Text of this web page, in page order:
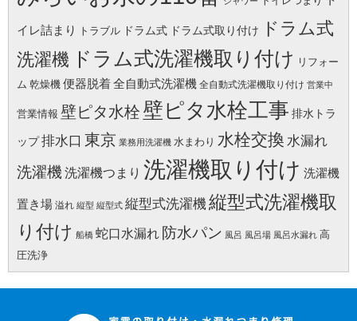
イレ詰まり トラブル ドラム式 ドラム式取り付け
ドラム式
洗濯機 ドラム式洗濯機取り付け リフォー
ム 乾燥機 便器脱着全自動式洗濯機 全自動式洗濯機取り付け 営業中
営業情報 壁ピタ水栓 壁ピタ水栓工事 排水トラ
ップ排水口 東京 業務用洗濯機 水まわり 水栓交換 水漏れ
洗濯機 洗濯機つまり 洗濯機取り付け 洗濯機
置き場 溢れ 縦型 縦型式 縦型式洗濯機 縦型式洗濯機取
り付け 船橋 蛇口水漏れ 防水パン 風呂 風呂場 風呂水漏れ 高
圧洗浄